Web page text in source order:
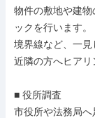
物件の敷地や建
ックを行います。
境界線など、一見
近隣の方へヒアリ
■ 役所調査
市役所や法務局へ